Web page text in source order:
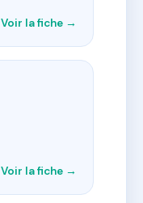
Voir la fiche →
Voir la fiche →